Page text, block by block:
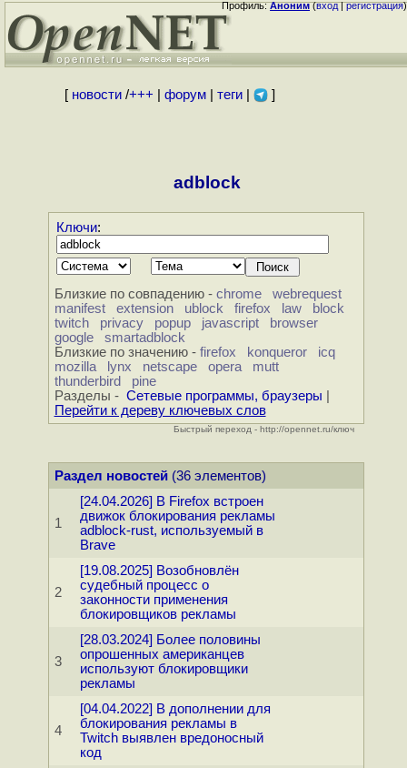
Профиль:Аноним(вход|регистрация)
[ новости/+++ форум| теги| ]
adblock
Ключи:
Близкие по совпадению - chrome
webrequest
manifest
extension ublock firefox law
block
twitch
privacy popup javascript
browser
google
smartadblock
Близкие по значению - firefox konqueror
icq
mozilla
lynx netscape opera
mutt
thunderbird
pine
Разделы - Сетевые программы, браузеры
Перейти к дереву ключевых слов
Быстрый переход - http://opennet.ru/ключ
Раздел новостей(36 элементов)
1
[24.04.2026] В Firefox встроен
движок блокирования рекламы
adblock-rust, используемый в
Brave
2
[19.08.2025] Возобновлён
судебный процесс о
законности применения
блокировщиков рекламы
3
[28.03.2024] Более половины
опрошенных американцев
используют блокировщики
рекламы
4
[04.04.2022] В дополнении для
блокирования рекламы в
Twitch выявлен вредоносный
код